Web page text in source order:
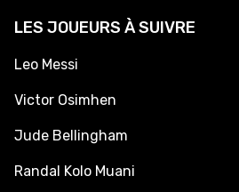
LES JOUEURS À SUIVRE
Leo Messi
Victor Osimhen
Jude Bellingham
Randal Kolo Muani